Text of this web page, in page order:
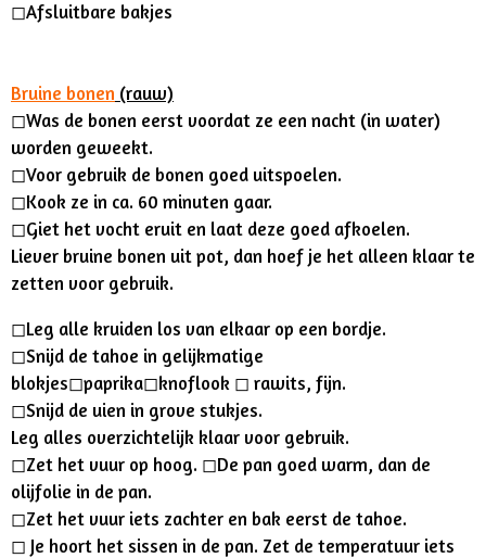
◻︎Afsluitbare bakjes
Bruine bonen (rauw)
◻︎Was de bonen eerst voordat ze een nacht (in water)
worden geweekt.
◻︎Voor gebruik de bonen goed uitspoelen.
◻︎Kook ze in ca. 60 minuten gaar.
◻︎Giet het vocht eruit en laat deze goed afkoelen.
Liever bruine bonen uit pot, dan hoef je het alleen klaar te
zetten voor gebruik.
◻︎Leg alle kruiden los van elkaar op een bordje.
◻︎Snijd de tahoe in gelijkmatige
blokjes◻︎paprika◻︎knoflook ◻︎ rawits, fijn.
◻︎Snijd de uien in grove stukjes.
Leg alles overzichtelijk klaar voor gebruik.
◻︎Zet het vuur op hoog. ◻︎De pan goed warm, dan de
olijfolie in de pan.
◻︎Zet het vuur iets zachter en bak eerst de tahoe.
◻︎ Je hoort het sissen in de pan. Zet de temperatuur iets